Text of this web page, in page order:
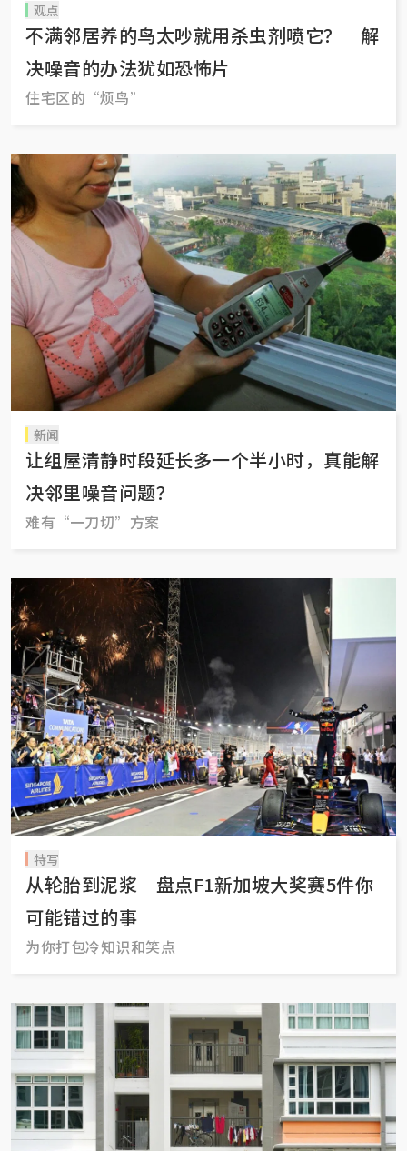
观点
不满邻居养的鸟太吵就用杀虫剂喷它？ 解
决噪音的办法犹如恐怖片
住宅区的“烦鸟”
新闻
让组屋清静时段延长多一个半小时，真能解
决邻里噪音问题？
难有“一刀切”方案
特写
从轮胎到泥浆 盘点F1新加坡大奖赛5件你
可能错过的事
为你打包冷知识和笑点